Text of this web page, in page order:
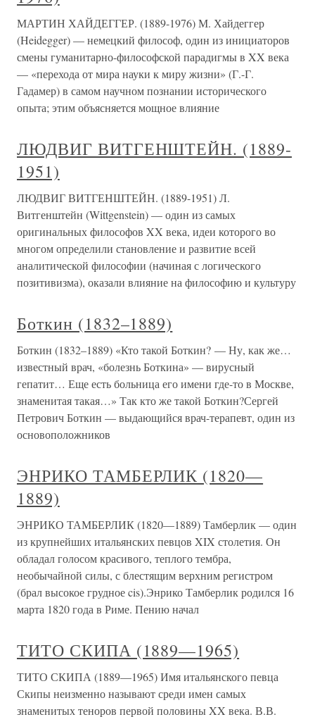
МАРТИН ХАЙДЕГГЕР. (1889-1976) М. Хайдеггер
(Heidegger) — немецкий философ, один из инициаторов
смены гуманитарно-философской парадигмы в XX века
— «перехода от мира науки к миру жизни» (Г.-Г.
Гадамер) в самом научном познании исторического
опыта; этим объясняется мощное влияние
ЛЮДВИГ ВИТГЕНШТЕЙН. (1889-
1951)
ЛЮДВИГ ВИТГЕНШТЕЙН. (1889-1951) Л.
Витгенштейн (Wittgenstein) — один из самых
оригинальных философов XX века, идеи которого во
многом определили становление и развитие всей
аналитической философии (начиная с логического
позитивизма), оказали влияние на философию и культуру
Боткин (1832–1889)
Боткин (1832–1889) «Кто такой Боткин? — Ну, как же…
известный врач, «болезнь Боткина» — вирусный
гепатит… Еще есть больница его имени где-то в Москве,
знаменитая такая…» Так кто же такой Боткин?Сергей
Петрович Боткин — выдающийся врач-терапевт, один из
основоположников
ЭНРИКО ТАМБЕРЛИК (1820—
1889)
ЭНРИКО ТАМБЕРЛИК (1820—1889) Тамберлик — один
из крупнейших итальянских певцов XIX столетия. Он
обладал голосом красивого, теплого тембра,
необычайной силы, с блестящим верхним регистром
(брал высокое грудное cis).Энрико Тамберлик родился 16
марта 1820 года в Риме. Пению начал
ТИТО СКИПА (1889—1965)
ТИТО СКИПА (1889—1965) Имя итальянского певца
Скипы неизменно называют среди имен самых
знаменитых теноров первой половины XX века. В.В.